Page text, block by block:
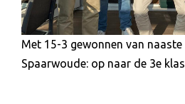
Met 15-3 gewonnen van
Spaarwoude: op naar de 3e